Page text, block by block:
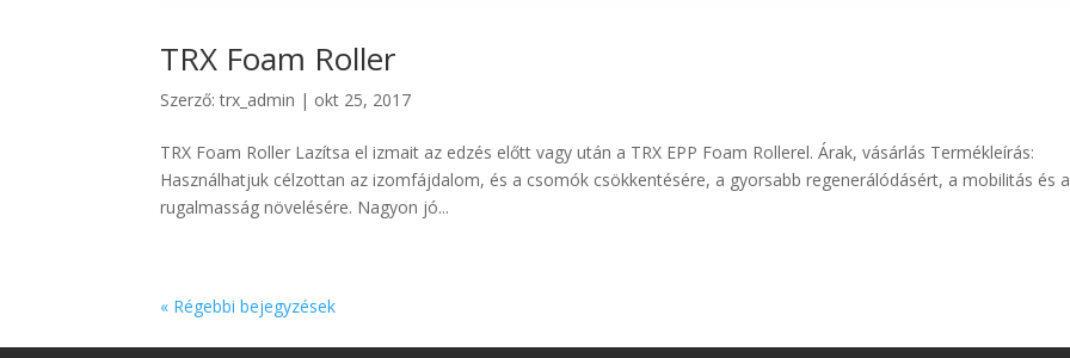
TRX Foam Roller
Szerző:trx_admin | okt 25, 2017
TRX Foam Roller Lazítsa el izmait az edzés előtt vagy után a TRX EPP Foam Rollerel. Árak, vásárlás Termékleírás:
Használhatjuk célzottan az izomfájdalom, és a csomók csökkentésére, a gyorsabb regenerálódásért, a mobilitás és a
rugalmasság növelésére. Nagyon jó...
« Régebbi bejegyzések